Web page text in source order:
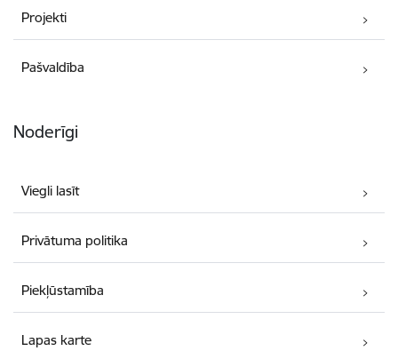
Projekti
Pašvaldība
Noderīgi
Viegli lasīt
Privātuma politika
Piekļūstamība
Lapas karte